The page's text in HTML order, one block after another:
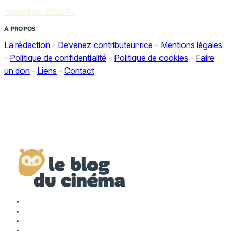
Stabathon 2026 🔪
À PROPOS
La rédaction - Devenez contributeur·rice - Mentions légales
- Politique de confidentialité - Politique de cookies - Faire
un don - Liens - Contact